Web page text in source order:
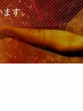
ます。